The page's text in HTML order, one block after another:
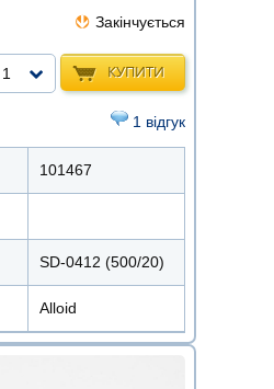
Закінчується
КУПИТИ
1
1 відгук
101467
SD-0412 (500/20)
Alloid